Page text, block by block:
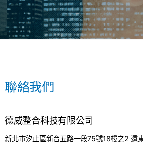
聯絡我們
德威整合科技有限公司
新北市汐止區新台五路一段75號18樓之2 遠